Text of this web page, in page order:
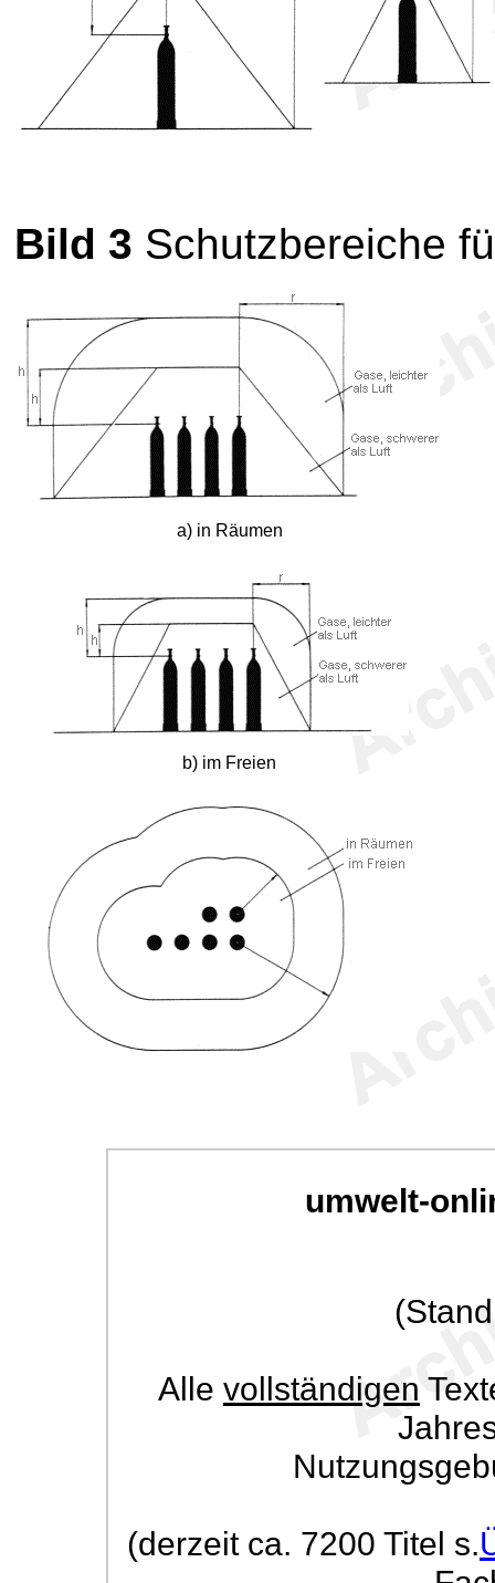
Bild 3 Schutzbereiche
a) in Räumen
b) im Freien
umwelt-
Alle vollständigen
(derzeit ca. 7200 Titel s.